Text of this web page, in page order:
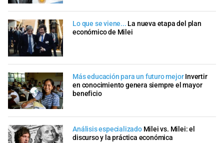
Lo que se viene... La nueva etapa del plan
económico de Milei
Más educación para un futuro mejor Invertir
en conocimiento genera siempre el mayor
beneficio
Análisis especializado Milei vs. Milei: el
discurso y la práctica económica